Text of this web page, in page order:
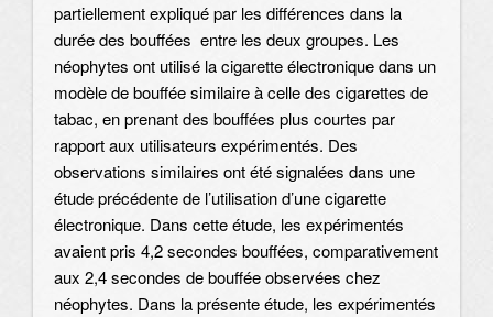
partiellement expliqué par les différences dans la
durée des bouffées entre les deux groupes. Les
néophytes ont utilisé la cigarette électronique dans un
modèle de bouffée similaire à celle des cigarettes de
tabac, en prenant des bouffées plus courtes par
rapport aux utilisateurs expérimentés. Des
observations similaires ont été signalées dans une
étude précédente de l’utilisation d’une cigarette
électronique. Dans cette étude, les expérimentés
avaient pris 4,2 secondes bouffées, comparativement
aux 2,4 secondes de bouffée observées chez
néophytes. Dans la présente étude, les expérimentés